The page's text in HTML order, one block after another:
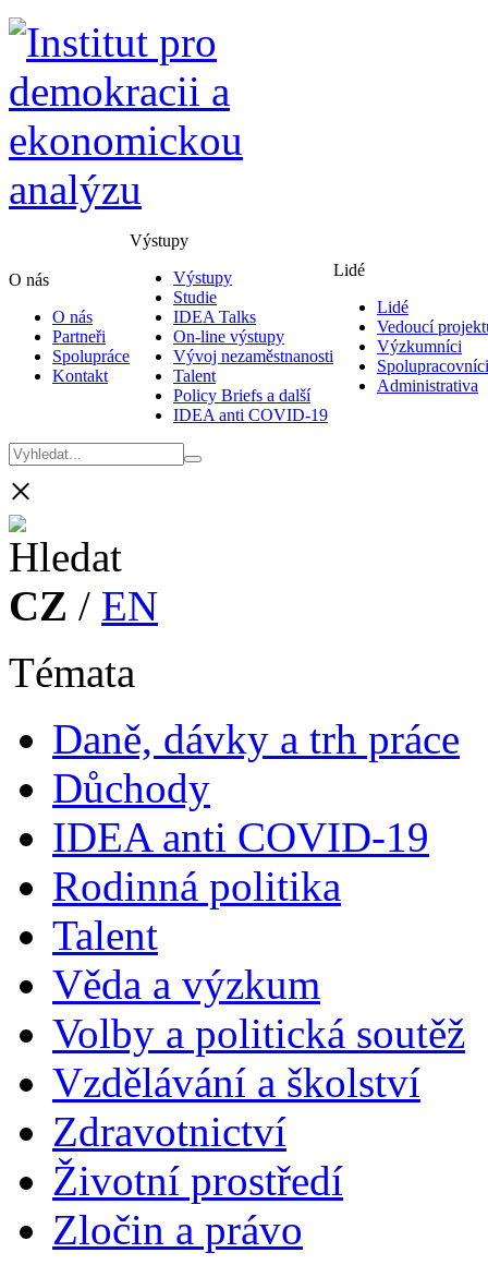
O nás
O nás
Partneři
Spolupráce
Kontakt
Výstupy
Výstupy
Studie
IDEA Talks
On-line výstupy
Vývoj nezaměstnanosti
Talent
Policy Briefs a další
IDEA anti COVID-19
Lidé
Lidé
Vedoucí
Výzkumníci
Spolupracovníci
Administrativa
×
CZ / EN
Témata
Daně, dávky a trh práce
Důchody
IDEA anti COVID-19
Rodinná politika
Talent
Věda a výzkum
Volby a politická soutěž
Vzdělávání a školství
Zdravotnictví
Životní prostředí
Zločin a právo